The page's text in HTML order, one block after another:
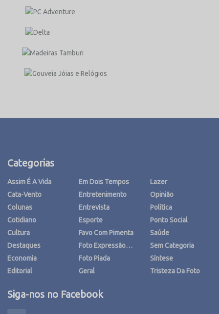
Categorias
Assim É A Vida
Cata-Vento
Colunas
Cotidiano
Cultura
Destaques
Economia
Editorial
Em Dois Tempos
Entretenimento
Entrevista
Esporte
Favo Com Pimenta
Foto Expressão…
Foto Piada
Geral
Lazer
Opinião
Política
Ponto Social
Saúde
Sem Categoria
Síntese
Tristeza Da Foto
Siga-nos no Facebook